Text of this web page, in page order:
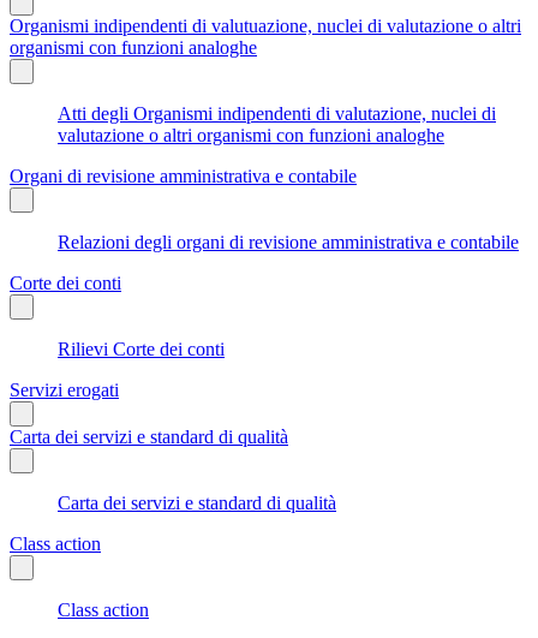
Organismi indipendenti di valutuazione, nuclei di valutazione o altri
organismi con funzioni analoghe
Atti degli Organismi indipendenti di valutazione, nuclei di
valutazione o altri organismi con funzioni analoghe
Organi di revisione amministrativa e contabile
Relazioni degli organi di revisione amministrativa e contabile
Corte dei conti
Rilievi Corte dei conti
Servizi erogati
Carta dei servizi e standard di qualità
Carta dei servizi e standard di qualità
Class action
Class action